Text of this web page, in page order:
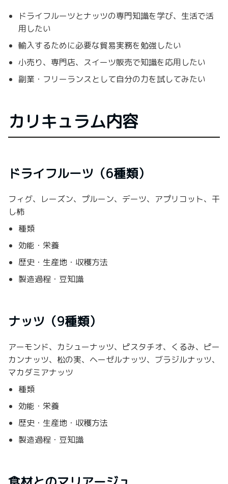
ドライフルーツとナッツの専門知識を学び、生活で活
用したい
輸入するために必要な貿易実務を勉強したい
小売り、専門店、スイーツ販売で知識を応用したい
副業・フリーランスとして自分の力を試してみたい
カリキュラム内容
ドライフルーツ（6種類）
フィグ、レーズン、プルーン、デーツ、アプリコット、干
し柿
種類
効能・栄養
歴史・生産地・収穫方法
製造過程・豆知識
ナッツ（9種類）
アーモンド、カシューナッツ、ピスタチオ、くるみ、ピー
カンナッツ、松の実、ヘーゼルナッツ、ブラジルナッツ、
マカダミアナッツ
種類
効能・栄養
歴史・生産地・収穫方法
製造過程・豆知識